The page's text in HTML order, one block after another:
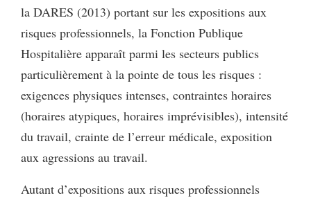
la DARES (2013) portant sur les expositions aux
risques professionnels, la Fonction Publique
Hospitalière apparaît parmi les secteurs publics
particulièrement à la pointe de tous les risques :
exigences physiques intenses, contraintes horaires
(horaires atypiques, horaires imprévisibles), intensité
du travail, crainte de l’erreur médicale, exposition
aux agressions au travail.
Autant d’expositions aux risques professionnels